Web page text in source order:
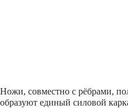
Ножи, совместно с рёбрами,
образуют единый силовой